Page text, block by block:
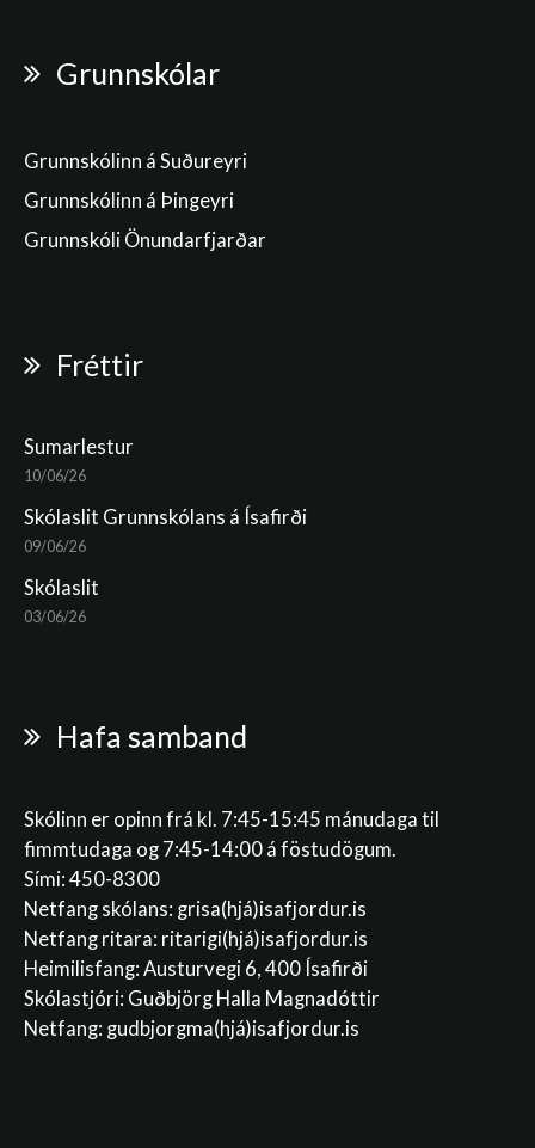
Grunnskólar
Grunnskólinn á Suðureyri
Grunnskólinn á Þingeyri
Grunnskóli Önundarfjarðar
Fréttir
Sumarlestur
10/06/26
Skólaslit Grunnskólans á Ísafirði
09/06/26
Skólaslit
03/06/26
Hafa samband
Skólinn er opinn frá kl. 7:45-15:45 mánudaga til
fimmtudaga og 7:45-14:00 á föstudögum.
Sími: 450-8300
Netfang skólans: grisa(hjá)isafjordur.is
Netfang ritara: ritarigi(hjá)isafjordur.is
Heimilisfang: Austurvegi 6, 400 Ísafirði
Skólastjóri: Guðbjörg Halla Magnadóttir
Netfang: gudbjorgma(hjá)isafjordur.is